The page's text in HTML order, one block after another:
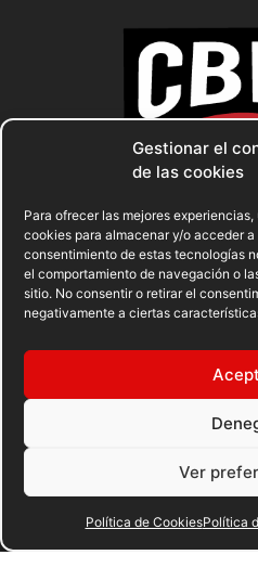
Gestionar el
de las cookies
Para ofrecer las mejores
cookies para almacenar y/o acceder
consentimiento de estas tecnologías
el comportamiento de navegación o
sitio. No consentir o retirar el
negativamente a ciertas
Ver
Política de CookiesPolítica
POLÍTICA DE
© 2023 FEDERACION